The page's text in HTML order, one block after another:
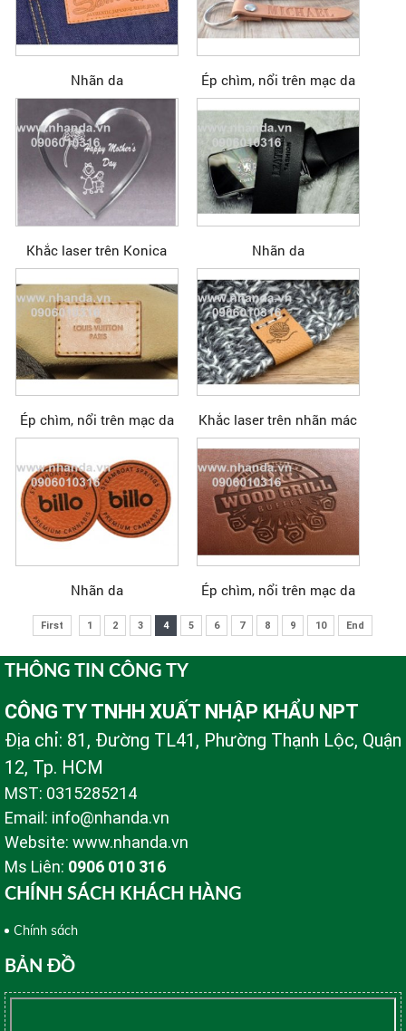
Nhãn da Ép chìm, nổi trên mạc da
Khắc laser trên Konica Nhãn da
Ép chìm, nổi trên mạc da Khắc laser trên nhãn mác
Nhãn da Ép chìm, nổi trên mạc da
First 1 2 3 4 5 6 7 8 9 10 End
THÔNG TIN CÔNG TY
CÔNG TY TNHH XUẤT NHẬP KHẨU NPT
Địa chỉ: 81, Đường TL41, Phường Thạnh Lộc, Quận
12, Tp. HCM
MST: 0315285214
Email: info@nhanda.vn
Website: www.nhanda.vn
Ms Liên: 0906 010 316
CHÍNH SÁCH KHÁCH HÀNG
Chính sách
BẢN ĐỒ